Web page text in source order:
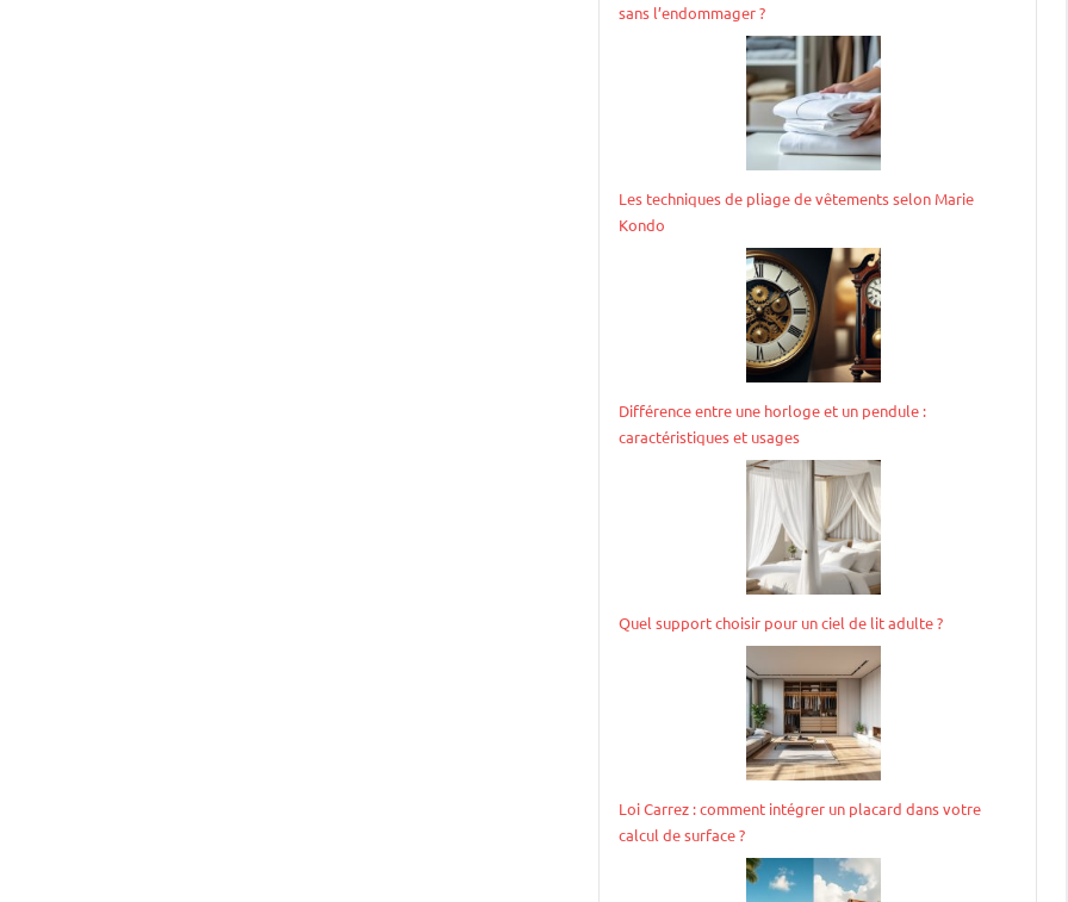
sans l’endommager ?
Les techniques de pliage de vêtements selon Marie
Kondo
Différence entre une horloge et un pendule :
caractéristiques et usages
Quel support choisir pour un ciel de lit adulte ?
Loi Carrez : comment intégrer un placard dans votre
calcul de surface ?